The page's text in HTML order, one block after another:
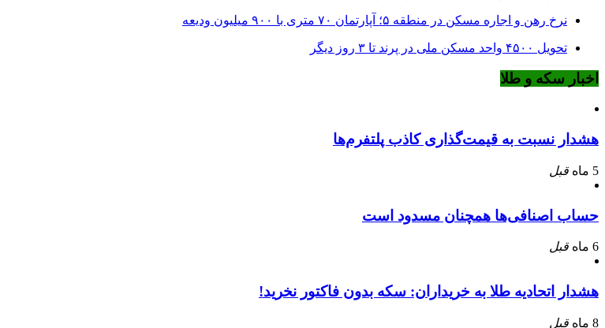
نرخ‌ رهن و اجاره مسکن در منطقه ۵؛ آپارتمان ۷۰ متری با ۹۰۰ میلیون ودیعه
تحویل ۴۵۰۰ واحد مسکن ملی در پرند تا ۳ روز دیگر
اخبار سکه و طلا
هشدار نسبت به قیمت‌گذاری کاذب پلتفرم‌ها
5 ماه قبل
حساب اصنافی‌ها همچنان مسدود است
6 ماه قبل
هشدار اتحادیه طلا به خریداران: سکه بدون فاکتور نخرید!
8 ماه قبل